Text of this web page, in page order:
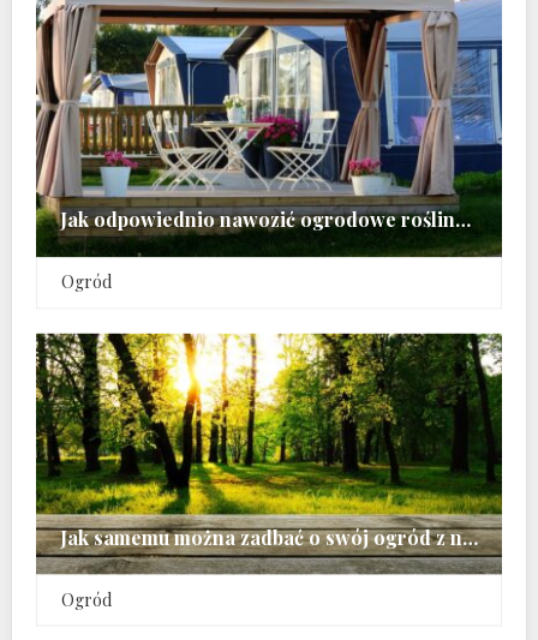
Jak odpowiednio nawozić ogrodowe rośliny na początku wiosny
Ogród
Jak samemu można zadbać o swój ogród z nadejściem wiosny
Ogród